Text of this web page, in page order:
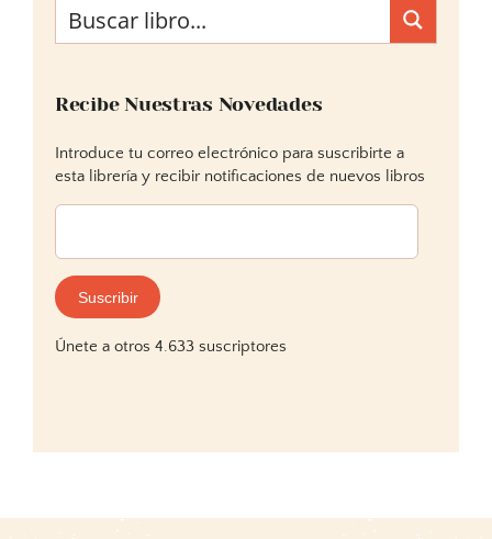
Recibe Nuestras Novedades
Introduce tu correo electrónico para suscribirte a
esta librería y recibir notificaciones de nuevos libros
Dirección
correo
electrónico:
Suscribir
Únete a otros 4.633 suscriptores